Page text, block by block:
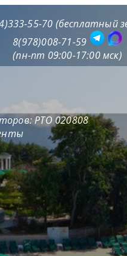
55-70 (бесплатный
8(978)008-71-59
(пн-пт 09:00-17:00 мск)
РТО 020808